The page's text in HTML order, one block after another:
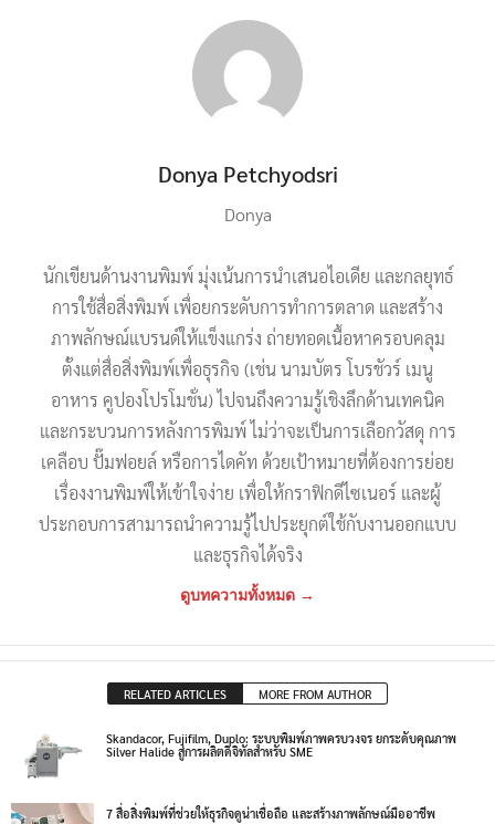
Donya Petchyodsri
Donya
นักเขียนด้านงานพิมพ์ มุ่งเน้นการนำเสนอไอเดีย และกลยุทธ์
การใช้สื่อสิ่งพิมพ์ เพื่อยกระดับการทำการตลาด และสร้าง
ภาพลักษณ์แบรนด์ให้แข็งแกร่ง ถ่ายทอดเนื้อหาครอบคลุม
ตั้งแต่สื่อสิ่งพิมพ์เพื่อธุรกิจ (เช่น นามบัตร โบรชัวร์ เมนู
อาหาร คูปองโปรโมชั่น) ไปจนถึงความรู้เชิงลึกด้านเทคนิค
และกระบวนการหลังการพิมพ์ ไม่ว่าจะเป็นการเลือกวัสดุ การ
เคลือบ ปั๊มฟอยล์ หรือการไดคัท ด้วยเป้าหมายที่ต้องการย่อย
เรื่องงานพิมพ์ให้เข้าใจง่าย เพื่อให้กราฟิกดีไซเนอร์ และผู้
ประกอบการสามารถนำความรู้ไปประยุกต์ใช้กับงานออกแบบ
และธุรกิจได้จริง
ดูบทความทั้งหมด →
RELATED ARTICLES MORE FROM AUTHOR
Skandacor, Fujifilm, Duplo: ระบบพิมพ์ภาพครบวงจร ยกระดับคุณภาพ
Silver Halide สู่การผลิตดิจิทัลสำหรับ SME
7 สื่อสิ่งพิมพ์ที่ช่วยให้ธุรกิจดูน่าเชื่อถือ และสร้างภาพลักษณ์มืออาชีพ